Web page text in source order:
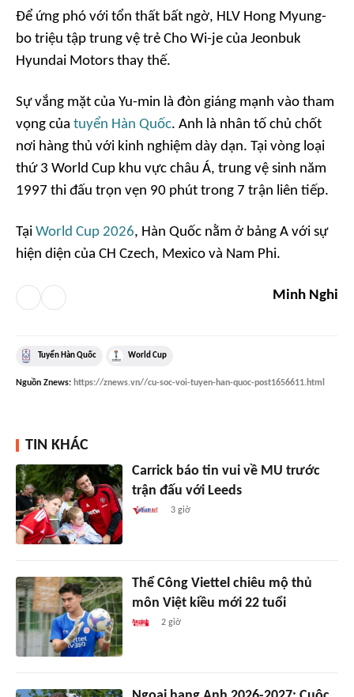
Để ứng phó với tổn thất bất ngờ, HLV Hong Myung-
bo triệu tập trung vệ trẻ Cho Wi-je của Jeonbuk
Hyundai Motors thay thế.
Sự vắng mặt của Yu-min là đòn giáng mạnh vào tham
vọng của tuyển Hàn Quốc. Anh là nhân tố chủ chốt
nơi hàng thủ với kinh nghiệm dày dạn. Tại vòng loại
thứ 3 World Cup khu vực châu Á, trung vệ sinh năm
1997 thi đấu trọn vẹn 90 phút trong 7 trận liên tiếp.
Tại World Cup 2026, Hàn Quốc nằm ở bảng A với sự
hiện diện của CH Czech, Mexico và Nam Phi.
Minh Nghi
Tuyển Hàn Quốc World Cup
Nguồn Znews: https://znews.vn//cu-soc-voi-tuyen-han-quoc-post1656611.html
TIN KHÁC
Carrick báo tin vui về MU trước
trận đấu với Leeds
3 giờ
Thể Công Viettel chiêu mộ thủ
môn Việt kiều mới 22 tuổi
2 giờ